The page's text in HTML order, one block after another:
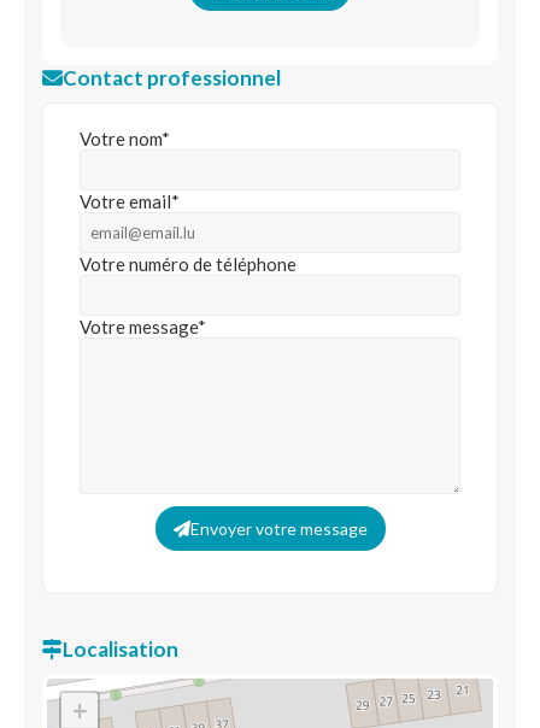
Contact professionnel
Votre nom*
Votre email*
Votre numéro de téléphone
Votre message*
Envoyer votre message
Localisation
+